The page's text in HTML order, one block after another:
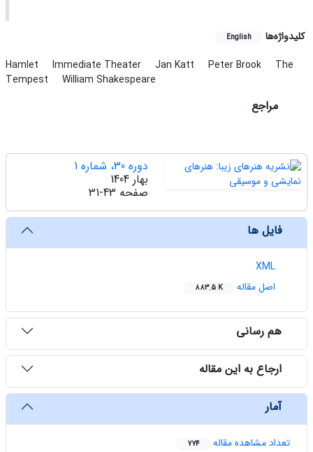
کلیدواژه‌ها English
Hamlet Immediate Theater Jan Katt Peter Brook
The
Tempest
William Shakespeare
مراجع
دوره 30، شماره 1
بهار 1404
صفحه 31-43
فایل ها
XML
اصل مقاله
883.5 K
هم رسانی
ارجاع به این مقاله
آمار
تعداد مشاهده مقاله 774